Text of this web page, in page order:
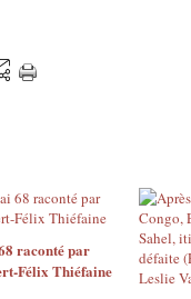
raconté par
Félix Thiéfaine